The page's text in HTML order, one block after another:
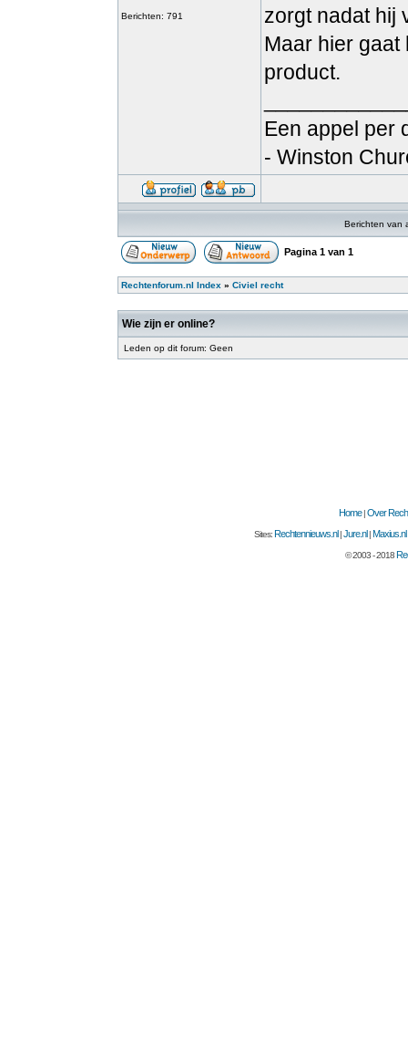
Berichten: 791
zorgt nadat hij
Maar hier gaat
product.
Een appel per
- Winston
Berichten van
Pagina 1 van 1
Rechtenforum.nl Index » Civiel recht
Wie zijn er online?
Leden op dit forum: Geen
Home|Over
Sites:Rechtennieuws.nl |Jure.nl |Maxius.nl
© 2003 - 2018